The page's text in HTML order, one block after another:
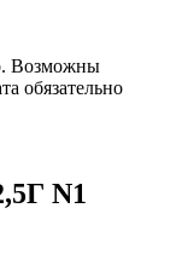
Возможны
обязательно
N1